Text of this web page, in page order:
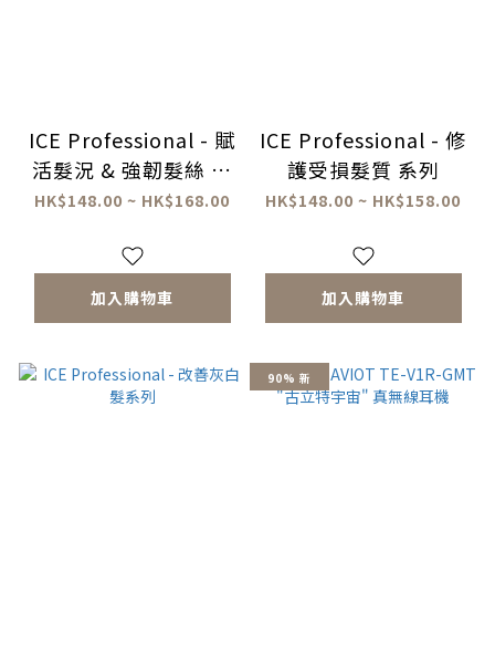
ICE Professional - 賦
活髮況 & 強韌髮絲 系
列
HK$148.00 ~ HK$168.00
加入購物車
ICE Professional - 修
護受損髮質 系列
HK$148.00 ~ HK$158.00
加入購物車
90% 新